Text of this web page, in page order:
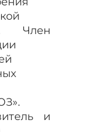
Член
и